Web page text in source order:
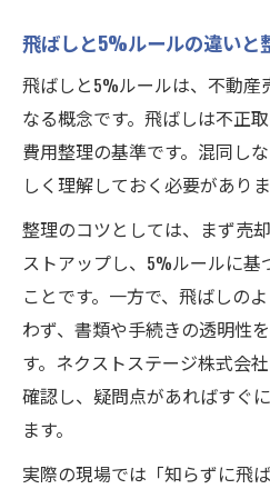
飛ばしと5%ルールの違いと
飛ばしと5%ルールは、不動
なる概念です。飛ばしは不正
費用整理の基準です。混同し
しく理解しておく必要がありま
整理のコツとしては、まず売
ストアップし、5%ルールに
ことです。一方で、飛ばしの
わず、書類や手続きの透明性
す。ネクストステージ株式会
確認し、疑問点があればすぐ
ます。
実際の現場では「知らずに飛